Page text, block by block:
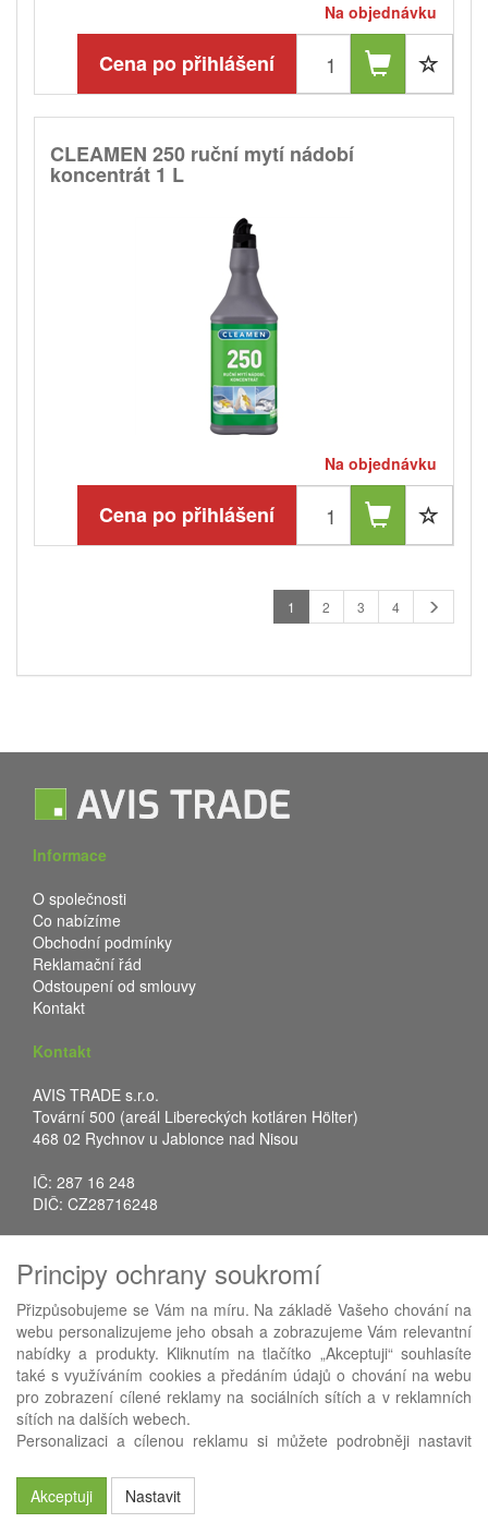
Na objednávku
Cena po přihlášení
CLEAMEN 250 ruční mytí nádobí
koncentrát 1 L
Na objednávku
Cena po přihlášení
1 2 3 4
Informace
O společnosti
Co nabízíme
Obchodní podmínky
Reklamační řád
Odstoupení od smlouvy
Kontakt
Kontakt
AVIS TRADE s.r.o.
Tovární 500 (areál Libereckých kotláren Hölter)
468 02 Rychnov u Jablonce nad Nisou
IČ: 287 16 248
DIČ: CZ28716248
Fax: +420 483 034 590
E-mail:info@avistrade.cz
Web:www.avistrade.cz
Používáme ABRA eShop- nejlepší řešení e-commerce pro náš
Principy ochrany soukromí
Přizpůsobujeme se Vám na míru. Na základě Vašeho chování na
webu personalizujeme jeho obsah a zobrazujeme Vám relevantní
nabídky a produkty. Kliknutím na tlačítko „Akceptuji“ souhlasíte
také s využíváním cookies a předáním údajů o chování na webu
pro zobrazení cílené reklamy na sociálních sítích a v reklamních
sítích na dalších webech.
Personalizaci a cílenou reklamu si můžete podrobněji nastavit
Akceptuji
Nastavit